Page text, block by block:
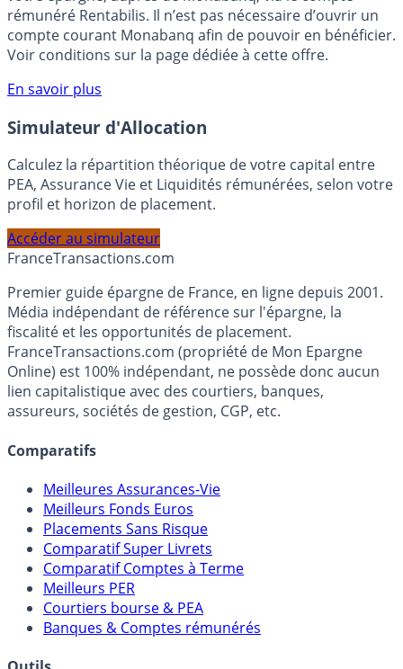
Bénéficiez de cette offre de placement sans risque pour
votre épargne, auprès de Monabanq, via le compte
rémunéré Rentabilis. Il n’est pas nécessaire d’ouvrir un
Voir conditions sur la page dédiée à cette offre.
En savoir plus
Simulateur d'Allocation
Calculez la répartition théorique de votre capital entre
profil et horizon de placement.
FranceTransactions.com
Premier guide épargne de France, en ligne depuis 2001.
Média indépendant de référence sur l'épargne, la
fiscalité et les opportunités de placement.
FranceTransactions.com (propriété de Mon Epargne
Online) est 100% indépendant, ne possède donc aucun
assureurs, sociétés de gestion, CGP, etc.
Comparatifs
Meilleures Assurances-Vie
Meilleurs Fonds Euros
Placements Sans Risque
Comparatif Super Livrets
Comparatif Comptes à Terme
Meilleurs PER
Banques & Comptes rémunérés